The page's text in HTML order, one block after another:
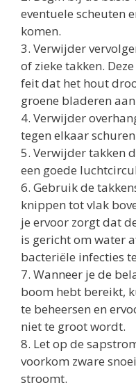
eventuele scheuten
komen.
3. Verwijder
of zieke takken.
feit dat het hout
groene bladeren
4. Verwijder
tegen elkaar
5. Verwijder takken
een ​​goede
6. Gebruik de
knippen tot vlak
je ervoor zorgt dat
is gericht om water
bacteriële infecties
7. Wanneer je de
boom hebt bereikt,
te beheersen en
niet te groot wordt.
8. Let op de
voorkom zware
stroomt.